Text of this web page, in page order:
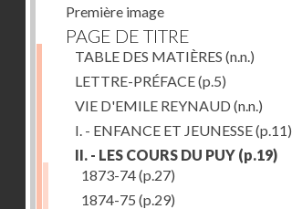
Première image
PAGE DE TITRE
TABLE DES MATIÈRES (n.n.)
LETTRE-PRÉFACE(p.5)
VIE D'EMILE REYNAUD (n.n.)
I. - ENFANCE ET JEUNESSE(p.11)
II. - LES COURS DU PUY (p.19)
1873-74(p.27)
1874-75 (p.29)